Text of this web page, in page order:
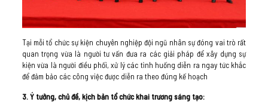
Tại mỗi tổ chức sự kiện chuyên nghiệp đội ngũ nhân sự đóng vai trò rất
quan trọng vừa là người tư vấn đưa ra các giải pháp để xây dựng sự
kiện vừa là người điều phối, xử lý các tình huống diễn ra ngay tức khắc
để đảm bảo các công việc được diễn ra theo đúng kế hoạch
3. Ý tưởng, chủ đề, kịch bản tổ chức khai trương sáng tạo: